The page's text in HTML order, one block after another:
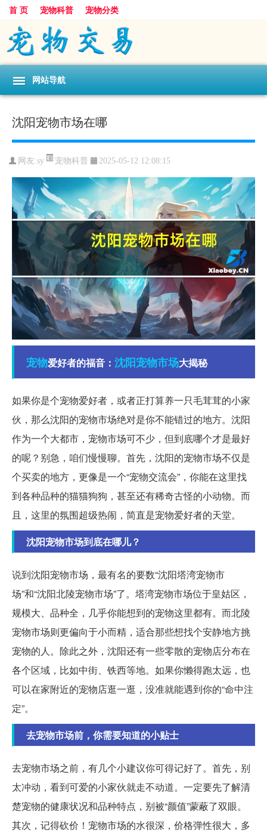
首 页 宠物科普 宠物分类
网站导航
沈阳宠物市场在哪
网友:sy 宠物科普 2025-05-12 12:08:15
宠物爱好者的福音： 沈阳宠物市场大揭秘
如果你是个宠物爱好者，或者正打算养一只毛茸茸的小家
伙，那么沈阳的宠物市场绝对是你不能错过的地方。沈阳
作为一个大都市，宠物市场可不少，但到底哪个才是最好
的呢？别急，咱们慢慢聊。首先，沈阳的宠物市场不仅是
个买卖的地方，更像是一个“宠物交流会”，你能在这里找
到各种品种的猫猫狗狗，甚至还有稀奇古怪的小动物。而
且，这里的氛围超级热闹，简直是宠物爱好者的天堂。
沈阳宠物市场到底在哪儿？
说到沈阳宠物市场，最有名的要数“沈阳塔湾宠物市
场”和“沈阳北陵宠物市场”了。塔湾宠物市场位于皇姑区，
规模大、品种全，几乎你能想到的宠物这里都有。而北陵
宠物市场则更偏向于小而精，适合那些想找个安静地方挑
宠物的人。除此之外，沈阳还有一些零散的宠物店分布在
各个区域，比如中街、铁西等地。如果你懒得跑太远，也
可以在家附近的宠物店逛一逛，没准就能遇到你的“命中注
定”。
去宠物市场前，你需要知道的小贴士
去宠物市场之前，有几个小建议你可得记好了。首先，别
太冲动，看到可爱的小家伙就走不动道。一定要先了解清
楚宠物的健康状况和品种特点，别被“颜值”蒙蔽了双眼。
其次，记得砍价！宠物市场的水很深，价格弹性很大，多